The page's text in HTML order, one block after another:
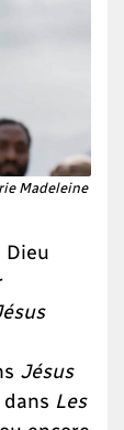
Madeleine
Dieu
Jésus
Les